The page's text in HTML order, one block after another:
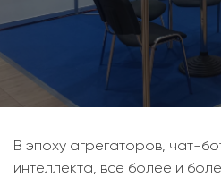
В эпоху агрегаторов, чат-
интеллекта, все более и